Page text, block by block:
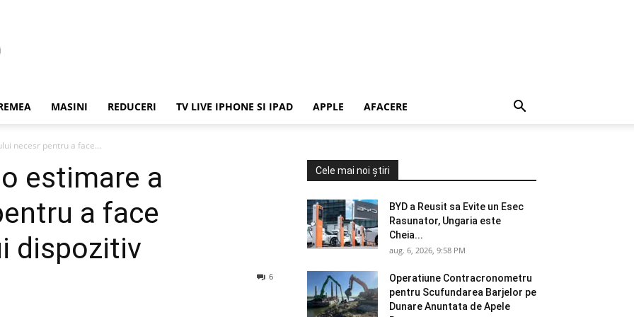
MASINI REDUCERI TV LIVE IPHONE SI IPAD APPLE AFACERE
necesr pentru a face...
estimare a
a face
dispozitiv
6
Cele mai noi știri
BYD a Reusit sa Evite un Esec
Rasunator, Ungaria este
Cheia...
aug. 6, 2026, 9:58 PM
Operatiune Contracronometru
pentru Scufundarea Barjelor pe
Dunare Anuntata de Apele